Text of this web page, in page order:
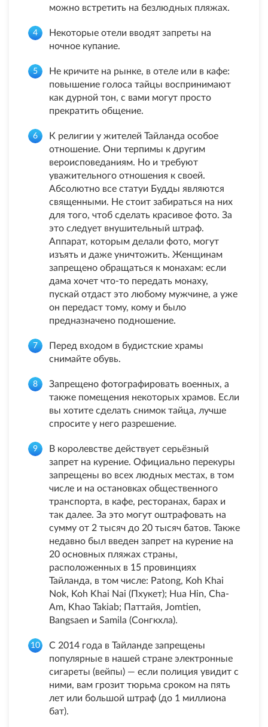
можно встретить на безлюдных пляжах.
Некоторые отели вводят запреты на
ночное купание.
Не кричите на рынке, в отеле или в кафе:
повышение голоса тайцы воспринимают
как дурной тон, с вами могут просто
прекратить общение.
К религии у жителей Тайланда особое
отношение. Они терпимы к другим
вероисповеданиям. Но и требуют
уважительного отношения к своей.
Абсолютно все статуи Будды являются
священными. Не стоит забираться на них
для того, чтоб сделать красивое фото. За
это следует внушительный штраф.
Аппарат, которым делали фото, могут
изъять и даже уничтожить. Женщинам
запрещено обращаться к монахам: если
дама хочет что-то передать монаху,
пускай отдаст это любому мужчине, а уже
он передаст тому, кому и было
предназначено подношение.
Перед входом в будистские храмы
снимайте обувь.
Запрещено фотографировать военных, а
также помещения некоторых храмов. Если
вы хотите сделать снимок тайца, лучше
спросите у него разрешение.
В королевстве действует серьёзный
запрет на курение. Официально перекуры
запрещены во всех людных местах, в том
числе и на остановках общественного
транспорта, в кафе, ресторанах, барах и
так далее. За это могут оштрафовать на
сумму от 2 тысяч до 20 тысяч батов. Также
недавно был введен запрет на курение на
20 основных пляжах страны,
расположенных в 15 провинциях
Тайланда, в том числе: Patong, Koh Khai
Nok, Koh Khai Nai (Пхукет); Hua Hin, Cha-
Am, Khao Takiab; Паттайя, Jomtien,
Bangsaen и Samila (Сонгкхла).
С 2014 года в Тайланде запрещены
популярные в нашей стране электронные
сигареты (вейпы) — если полиция увидит с
ними, вам грозит тюрьма сроком на пять
лет или большой штраф (до 1 миллиона
бат).